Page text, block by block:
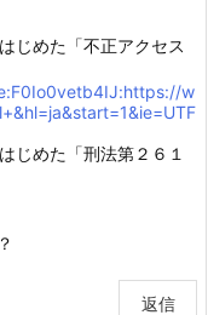
じめた「不正アクセス
w
じめた「刑法第２６１
返信